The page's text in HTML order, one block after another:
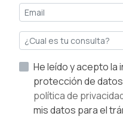
He leído y acepto la información básica sobre
política de
mis datos para el